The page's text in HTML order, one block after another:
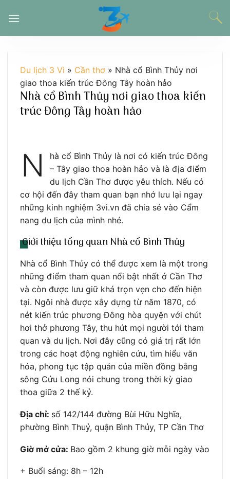
đến
Du lịch 3 Vì » Cần thơ » Nhà cổ Bình Thủy nơi
giao thoa kiến trúc Đông Tây hoàn hảo
Nhà cổ Bình Thủy nơi giao thoa kiến
trúc Đông Tây hoàn hảo
N
hà cổ Bình Thủy là nơi có kiến trúc Đông
– Tây giao thoa hoàn hảo và là địa điểm
du lịch Cần Thơ được yêu thích. Nếu có
cơ hội đến đây tham quan bạn nhớ lưu lại ngay
những kinh nghiệm 3vi.vn đã chia sẻ vào Cẩm
nang du lịch của mình nhé.
Giới thiệu tổng quan Nhà cổ Bình Thủy
Nhà cổ Bình Thủy có thể được xem là một trong
những điểm tham quan nổi bật nhất ở Cần Thơ
và còn được lưu giữ khá trọn vẹn cho đến hiện
tại. Ngôi nhà được xây dựng từ năm 1870, có
nét kiến trúc phương Đông hòa quyện với chút
hơi thở phương Tây, thu hút mọi người tới tham
quan và du lịch. Nơi đây cũng có giá trị rất lớn
trong các hoạt động nghiên cứu, tìm hiểu văn
hóa, phong tục tập quán của miền đồng bằng
sông Cửu Long nói chung trong thời kỳ giao
thoa giữa 2 thế kỷ.
Địa chỉ: số 142/144 đường Bùi Hữu Nghĩa,
phường Bình Thuỷ, quận Bình Thủy, TP Cần Thơ
Giờ mở cửa: Bao gồm 2 khung giờ mỗi ngày vào
+ Buổi sáng: 8h – 12h